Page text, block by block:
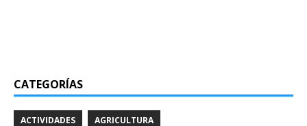
CATEGORÍAS
ACTIVIDADES AGRICULTURA